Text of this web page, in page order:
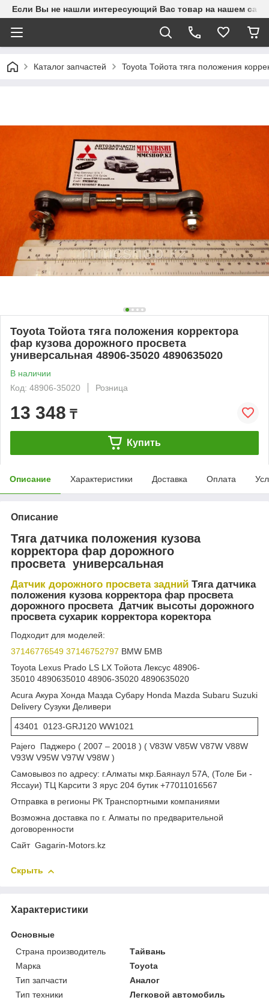
Если Вы не нашли интересующий Вас товар на нашем
Каталог запчастей Toyota Тойота тяга положения
Toyota Тойота тяга положения корректора
фар кузова дорожного просвета
универсальная 48906-35020 4890635020
В наличии
Код: 48906-35020
Розница
13 348 ₸
Купить
Описание Характеристики Доставка Оплата
Описание
Тяга датчика положения кузова
корректора фар дорожного
просвета универсальная
Датчик дорожного просвета задний Тяга датчика
положения кузова корректора фар просвета
дорожного просвета Датчик высоты дорожного
просвета сухарик корректора коректора
Подходит для моделей:
37146776549 37146752797 BMW БМВ
Toyota Lexus Prado LS LX Тойота Лексус 48906-
35010 4890635010 48906-35020 4890635020
Acura Акура Хонда Мазда Субару Honda Mazda Subaru Suzuki
Delivery Сузуки Деливери
43401 0123-GRJ120 WW1021
Pajero Паджеро ( 2007 – 20018 ) ( V83W V85W V87W V88W
V93W V95W V97W V98W )
Самовывоз по адресу: г.Алматы мкр.Баянаул 57А, (Толе Би -
Яссауи) ТЦ Карсити 3 ярус 204 бутик +77011016567
Отправка в регионы РК Транспортными компаниями
Возможна доставка по г. Алматы по предварительной
договоренности
Cайт Gagarin-Motors.kz
Скрыть
Характеристики
Основные
Страна производитель
Тайвань
Марка
Toyota
Тип запчасти
Аналог
Тип техники
Легковой автомобиль